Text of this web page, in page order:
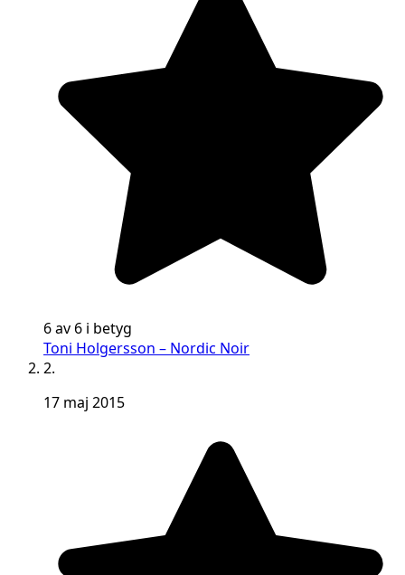
6 av 6 i betyg
Toni Holgersson – Nordic Noir
2.
17 maj 2015